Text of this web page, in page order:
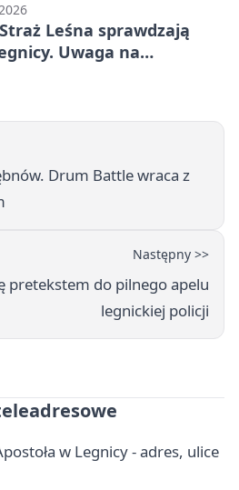
Leśna sprawdzają
Uwaga na
Drum Battle wraca z
Następny >>
pretekstem do pilnego apelu
legnickiej policji
w Legnicy - adres, ulice